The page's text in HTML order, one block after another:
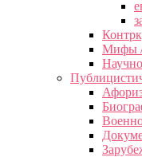
Мифы /